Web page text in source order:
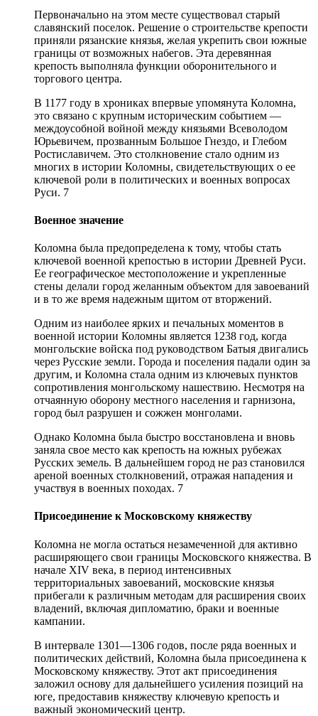
Первоначально на этом месте существовал старый
славянский поселок. Решение о строительстве крепости
приняли рязанские князья, желая укрепить свои южные
границы от возможных набегов. Эта деревянная
крепость выполняла функции оборонительного и
торгового центра.
В 1177 году в хрониках впервые упомянута Коломна,
это связано с крупным историческим событием —
междоусобной войной между князьями Всеволодом
Юрьевичем, прозванным Большое Гнездо, и Глебом
Ростиславичем. Это столкновение стало одним из
многих в истории Коломны, свидетельствующих о ее
ключевой роли в политических и военных вопросах
Руси. 7
Военное значение
Коломна была предопределена к тому, чтобы стать
ключевой военной крепостью в истории Древней Руси.
Ее географическое местоположение и укрепленные
стены делали город желанным объектом для завоеваний
и в то же время надежным щитом от вторжений.
Одним из наиболее ярких и печальных моментов в
военной истории Коломны является 1238 год, когда
монгольские войска под руководством Батыя двигались
через Русские земли. Города и поселения падали один за
другим, и Коломна стала одним из ключевых пунктов
сопротивления монгольскому нашествию. Несмотря на
отчаянную оборону местного населения и гарнизона,
город был разрушен и сожжен монголами.
Однако Коломна была быстро восстановлена и вновь
заняла свое место как крепость на южных рубежах
Русских земель. В дальнейшем город не раз становился
ареной военных столкновений, отражая нападения и
участвуя в военных походах. 7
Присоединение к Московскому княжеству
Коломна не могла остаться незамеченной для активно
расширяющего свои границы Московского княжества. В
начале XIV века, в период интенсивных
территориальных завоеваний, московские князья
прибегали к различным методам для расширения своих
владений, включая дипломатию, браки и военные
кампании.
В интервале 1301—1306 годов, после ряда военных и
политических действий, Коломна была присоединена к
Московскому княжеству. Этот акт присоединения
заложил основу для дальнейшего усиления позиций на
юге, предоставив княжеству ключевую крепость и
важный экономический центр.